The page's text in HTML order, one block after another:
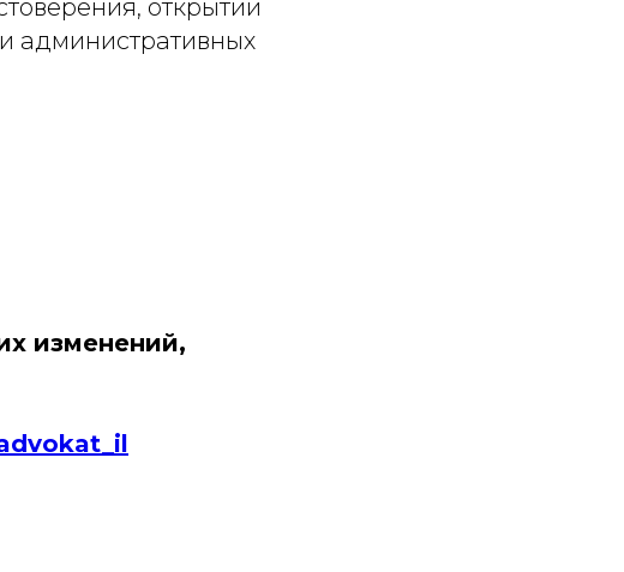
открытии
административных
изменений,